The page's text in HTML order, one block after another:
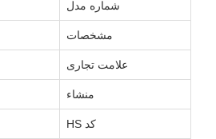
شماره مدل
مشخصات
علامت تجاری
منشاء
کد HS